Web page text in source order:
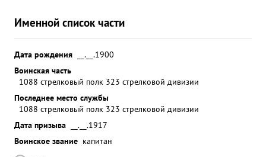
Именной список части
Дата рождения
__.__.1900
Воинская часть
1088 стрелковый полк 323 стрелковой дивизии
Последнее место службы
1088 стрелковый полк 323 стрелковой дивизии
Дата призыва
__.__.1917
Воинское звание капитан